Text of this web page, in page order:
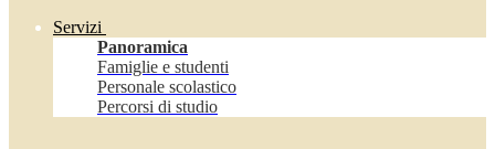
Servizi
Panoramica
Famiglie e studenti
Personale scolastico
Percorsi di studio